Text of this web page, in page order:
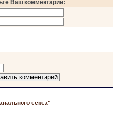
Ваш комментарий:
секса"